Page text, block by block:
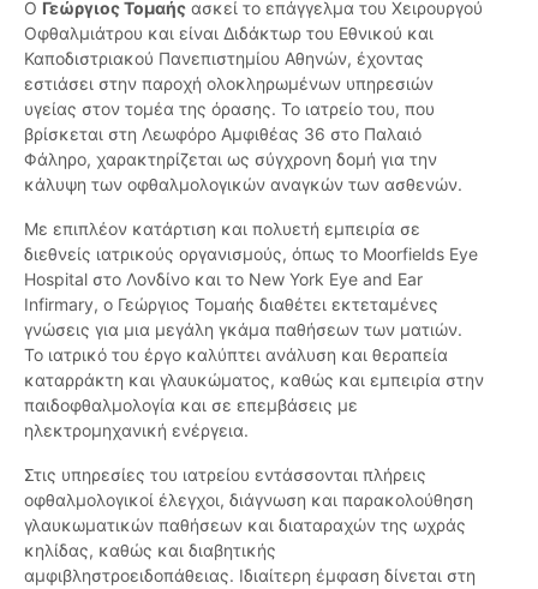
Ο Γεώργιος Τομαής ασκεί το επάγγελμα του Χειρουργού
Οφθαλμιάτρου και είναι Διδάκτωρ του Εθνικού και
Καποδιστριακού Πανεπιστημίου Αθηνών, έχοντας
εστιάσει στην παροχή ολοκληρωμένων υπηρεσιών
υγείας στον τομέα της όρασης. Το ιατρείο του, που
βρίσκεται στη Λεωφόρο Αμφιθέας 36 στο Παλαιό
Φάληρο, χαρακτηρίζεται ως σύγχρονη δομή για την
κάλυψη των οφθαλμολογικών αναγκών των ασθενών.
Με επιπλέον κατάρτιση και πολυετή εμπειρία σε
διεθνείς ιατρικούς οργανισμούς, όπως το Moorfields Eye
Hospital στο Λονδίνο και το New York Eye and Ear
Infirmary, ο Γεώργιος Τομαής διαθέτει εκτεταμένες
γνώσεις για μια μεγάλη γκάμα παθήσεων των ματιών.
Το ιατρικό του έργο καλύπτει ανάλυση και θεραπεία
καταρράκτη και γλαυκώματος, καθώς και εμπειρία στην
παιδοφθαλμολογία και σε επεμβάσεις με
ηλεκτρομηχανική ενέργεια.
Στις υπηρεσίες του ιατρείου εντάσσονται πλήρεις
οφθαλμολογικοί έλεγχοι, διάγνωση και παρακολούθηση
γλαυκωματικών παθήσεων και διαταραχών της ωχράς
κηλίδας, καθώς και διαβητικής
αμφιβληστροειδοπάθειας. Ιδιαίτερη έμφαση δίνεται στη